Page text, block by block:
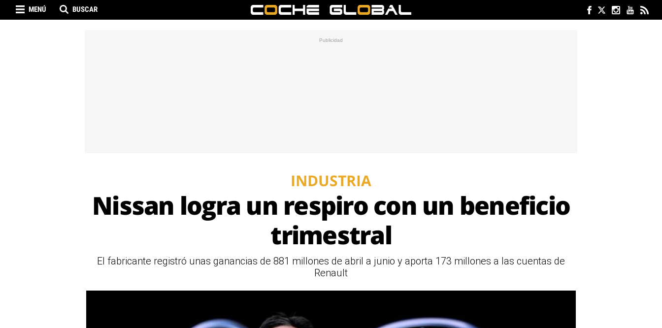
MENÚ BUSCAR
INDUSTRIA
Nissan logra un respiro con un beneficio
trimestral
El fabricante registró unas ganancias de 881 millones de abril a junio y aporta 173 millones a las cuentas de
Renault